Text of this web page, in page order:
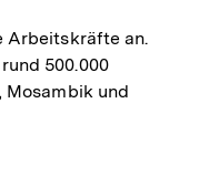
Arbeitskräfte an.
500.000
und